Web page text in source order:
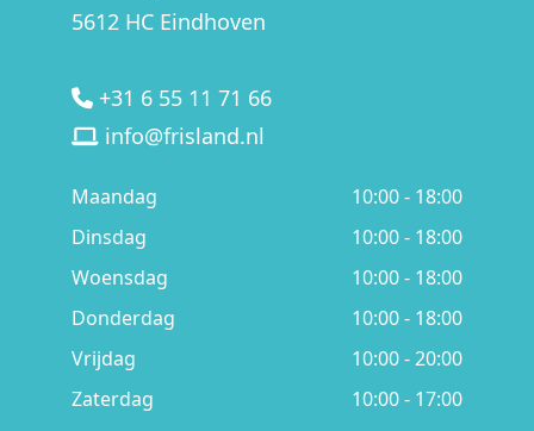
5612 HC Eindhoven
+31 6 55 11 71 66
info@frisland.nl
Maandag
10:00 - 18:00
Dinsdag
10:00 - 18:00
Woensdag
10:00 - 18:00
Donderdag
10:00 - 18:00
Vrijdag
10:00 - 20:00
Zaterdag
10:00 - 17:00